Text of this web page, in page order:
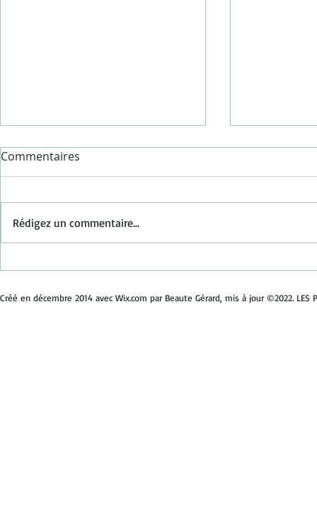
C'est
Commentaires
Rédigez un commentaire...
Créé en décembre 2014 avec Wix.com par Beaute Gérard, mis à jour ©2022. LES